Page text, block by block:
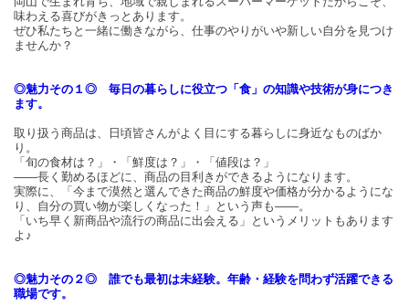
味わえる喜びがきっとあります。
ぜひ私たちと一緒に働きながら、仕事のやりがいや新しい自分を見つけ
ませんか？
◎魅力その１◎ 毎日の暮らしに役立つ「食」の知識や技術が身につき
ます。
取り扱う商品は、日頃皆さんがよく目にする暮らしに身近なものばか
り。
「旬の食材は？」・「鮮度は？」・「値段は？」
――長く勤めるほどに、商品の目利きができるようになります。
実際に、「今まで漠然と選んできた商品の鮮度や価格が分かるようにな
り、自分の買い物が楽しくなった！」という声も――。
「いち早く新商品や流行の商品に出会える」というメリットもあります
よ♪
◎魅力その２◎ 誰でも最初は未経験。年齢・経験を問わず活躍できる
職場です。